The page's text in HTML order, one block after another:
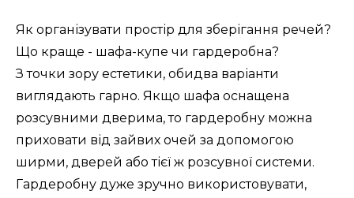
Як організувати простір для зберігання речей?
Що краще - шафа-купе чи гардеробна?
З точки зору естетики, обидва варіанти
виглядають гарно. Якщо шафа оснащена
розсувними дверима, то гардеробну можна
приховати від зайвих очей за допомогою
ширми, дверей або тієї ж розсувної системи.
Гардеробну дуже зручно використовувати,